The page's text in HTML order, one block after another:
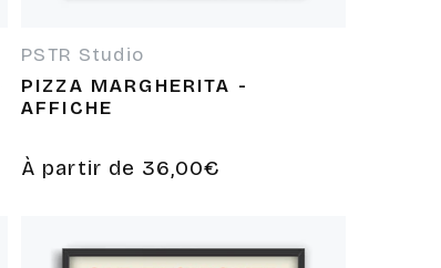
Fournisseur :
PSTR Studio
PIZZA MARGHERITA -
AFFICHE
Prix
À partir de 36,00€